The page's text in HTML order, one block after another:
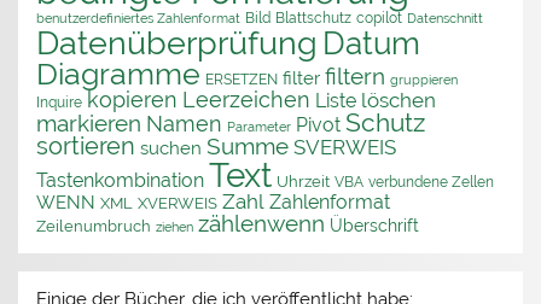
benutzerdefiniertes Zahlenformat Bild Blattschutz copilot Datenschnitt
Datenüberprüfung Datum
Diagramme ERSETZEN filter filtern gruppieren
Inquire kopieren Leerzeichen Liste löschen
markieren Namen Parameter Pivot Schutz
sortieren suchen Summe SVERWEIS
Tastenkombination Text Uhrzeit VBA verbundene Zellen
WENN XML XVERWEIS Zahl Zahlenformat
Zeilenumbruch ziehen zählenwenn Überschrift
Einige der Bücher, die ich veröffentlicht habe: